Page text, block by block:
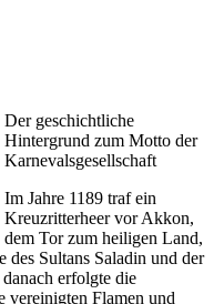
Der geschichtliche
Hintergrund zum Motto der
Karnevalsgesellschaft
Im Jahre 1189 traf ein
Kreuzritterheer vor Akkon,
dem Tor zum heiligen Land,
des Sultans Saladin und der
erfolgte die
vereinigten Flamen und